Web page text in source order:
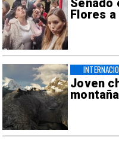
Senado
Flores
Joven